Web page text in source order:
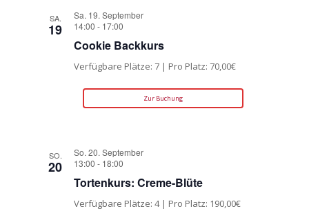
SA.
19
Sa. 19. September
14:00 - 17:00
Cookie Backkurs
Verfügbare Plätze: 7 | Pro Platz: 70,00€
Zur Buchung
SO.
20
So. 20. September
13:00 - 18:00
Tortenkurs: Creme-Blüte
Verfügbare Plätze: 4 | Pro Platz: 190,00€